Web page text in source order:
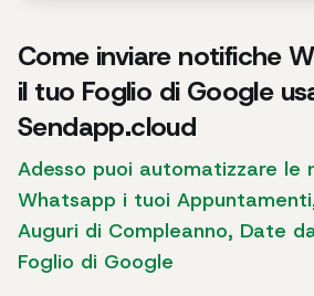
Come inviare notifiche
il tuo Foglio di Google
Sendapp.cloud
Adesso puoi automatizzare le
Whatsapp i tuoi
Auguri di Compleanno, Date
Foglio di Google